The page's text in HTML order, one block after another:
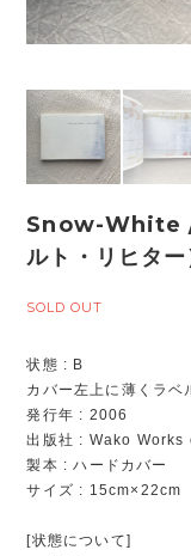
Snow-White
ルト・リヒター
SOLD OUT
状態 : B
カバー左上に薄くラベ
発行年 : 2006
出版社 : Wako Works
製本 : ハードカバー
サイズ : 15cm×22cm
[状態について]